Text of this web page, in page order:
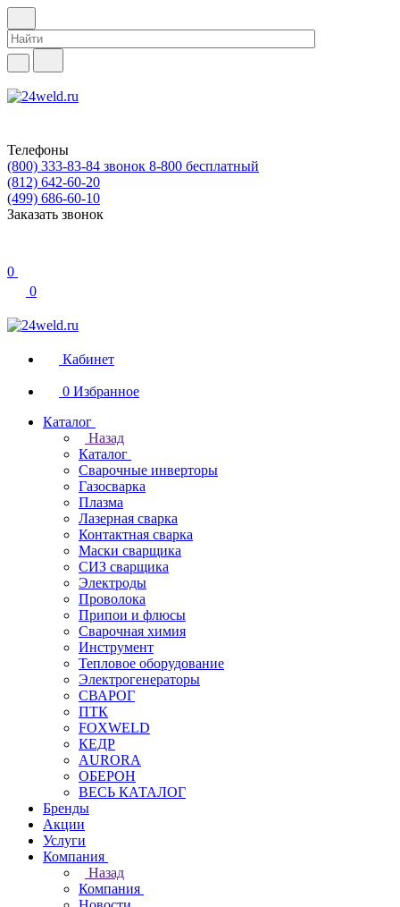
Телефоны
(800) 333-83-84 звонок 8-800 бесплатный
(812) 642-60-20
(499) 686-60-10
Заказать звонок
0
0
Кабинет
0 Избранное
Каталог
Назад
Каталог
Сварочные инверторы
Газосварка
Плазма
Лазерная сварка
Контактная сварка
Маски сварщика
СИЗ сварщика
Электроды
Проволока
Припои и флюсы
Сварочная химия
Инструмент
Тепловое оборудование
Электрогенераторы
СВАРОГ
ПТК
FOXWELD
КЕДР
AURORA
ОБЕРОН
ВЕСЬ КАТАЛОГ
Бренды
Акции
Услуги
Компания
Назад
Компания